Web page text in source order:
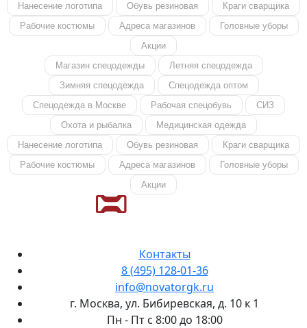
Нанесение логотипа
Обувь резиновая
Краги сварщика
Рабочие костюмы
Адреса магазинов
Головные уборы
Акции
Магазин спецодежды
Летняя спецодежда
Зимняя спецодежда
Спецодежда оптом
Спецодежда в Москве
Рабочая спецобувь
СИЗ
Охота и рыбалка
Медицинская одежда
Нанесение логотипа
Обувь резиновая
Краги сварщика
Рабочие костюмы
Адреса магазинов
Головные уборы
Акции
Контакты
8 (495) 128-01-36
info@novatorgk.ru
г. Москва, ул. Бибиревская, д. 10 к 1
Пн - Пт с 8:00 до 18:00